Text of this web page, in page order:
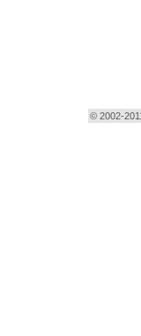
© 2002-